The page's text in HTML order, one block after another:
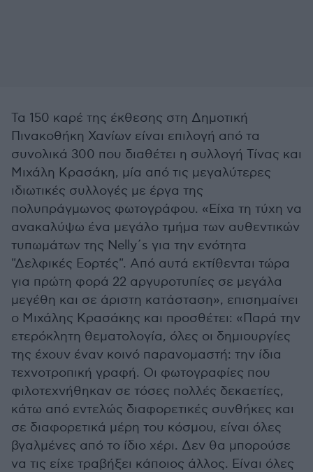
Τα 150 καρέ της έκθεσης στη Δημοτική
Πινακοθήκη Χανίων είναι επιλογή από τα
συνολικά 300 που διαθέτει η συλλογή Τίνας και
Μιχάλη Κρασάκη, μία από τις μεγαλύτερες
ιδιωτικές συλλογές με έργα της
πολυπράγμωνος φωτογράφου. «Είχα τη τύχη να
ανακαλύψω ένα μεγάλο τμήμα των αυθεντικών
τυπωμάτων της Nelly΄s για την ενότητα
"Δελφικές Εορτές". Από αυτά εκτίθενται τώρα
για πρώτη φορά 22 αργυροτυπίες σε μεγάλα
μεγέθη και σε άριστη κατάσταση», επισημαίνει
ο Μιχάλης Κρασάκης και προσθέτει: «Παρά την
ετερόκλητη θεματολογία, όλες οι δημιουργίες
της έχουν έναν κοινό παρανομαστή: την ίδια
τεχνοτροπική γραφή. Οι φωτογραφίες που
φιλοτεχνήθηκαν σε τόσες πολλές δεκαετίες,
κάτω από εντελώς διαφορετικές συνθήκες και
σε διαφορετικά μέρη του κόσμου, είναι όλες
βγαλμένες από το ίδιο χέρι. Δεν θα μπορούσε
να τις είχε τραβήξει κάποιος άλλος. Είναι όλες